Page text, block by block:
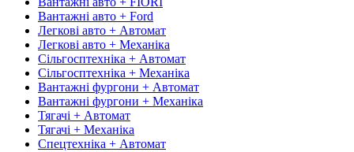
Вантажні авто + Ford
Легкові авто + Автомат
Легкові авто + Механіка
Сільгосптехніка + Автомат
Сільгосптехніка + Механіка
Вантажні фургони + Автомат
Вантажні фургони + Механіка
Тягачі + Автомат
Тягачі + Механіка
Спецтехніка + Автомат